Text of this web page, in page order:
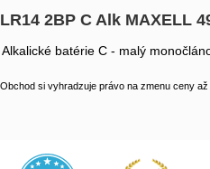
LR14 2BP C Alk MAXELL
Alkalické batérie C - malý
Obchod si vyhradzuje právo na zmenu ceny